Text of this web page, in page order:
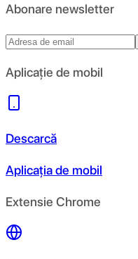
Abonare newsletter
Aplicație de mobil
Descarcă
Aplicația de mobil
Extensie Chrome